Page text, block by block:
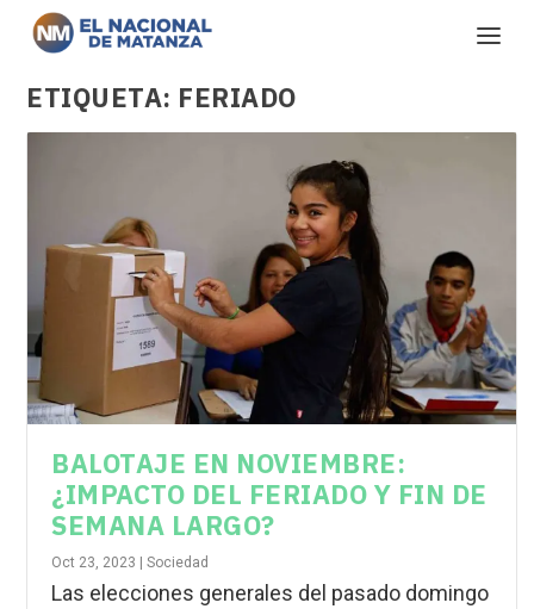
ETIQUETA: FERIADO
BALOTAJE EN NOVIEMBRE:
¿IMPACTO DEL FERIADO Y FIN DE
SEMANA LARGO?
Oct 23, 2023 |Sociedad
Las elecciones generales del pasado domingo